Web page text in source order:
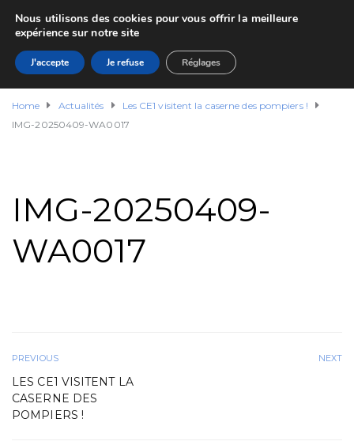
Home Actualités
Les CE1 visitent la caserne des pompiers !
IMG-20250409-WA0017
IMG-20250409-
WA0017
PREVIOUS
LES CE1 VISITENT LA
CASERNE DES
POMPIERS !
NEXT
Nous utilisons des cookies pour vous offrir la meilleure
expérience sur notre site
J'accepte Je refuse Réglages